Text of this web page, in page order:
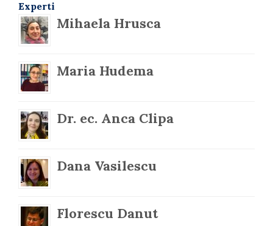
Experti
Mihaela Hrusca
Maria Hudema
Dr. ec. Anca Clipa
Dana Vasilescu
Florescu Danut